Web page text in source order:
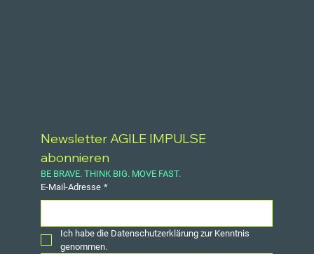
Newsletter AGILE IMPULSE
abonnieren
BE BRAVE. THINK BIG. MOVE FAST.
E-Mail-Adresse *
Ich habe die Datenschutzerklärung zur Kenntnis
genommen.